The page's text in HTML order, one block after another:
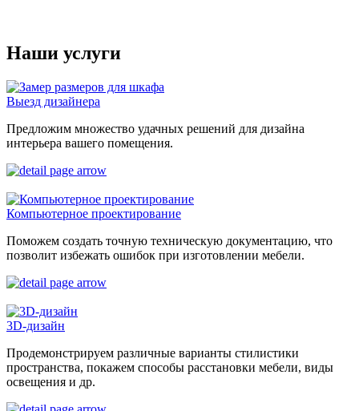
Наши услуги
Выезд дизайнера
Предложим множество удачных решений для дизайна
интерьера вашего помещения.
Компьютерное проектирование
Поможем создать точную техническую документацию, что
позволит избежать ошибок при изготовлении мебели.
3D-дизайн
Продемонстрируем различные варианты стилистики
пространства, покажем способы расстановки мебели, виды
освещения и др.